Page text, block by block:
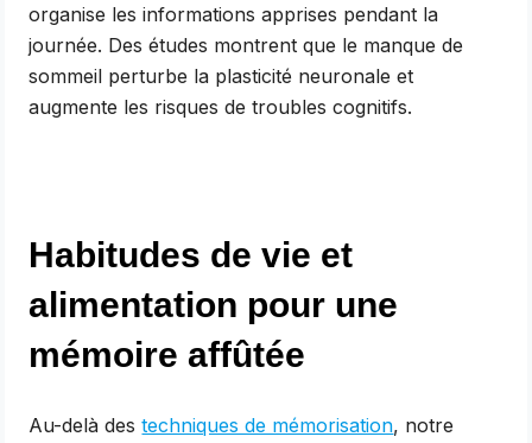
organise les informations apprises pendant la
journée. Des études montrent que le manque de
sommeil perturbe la plasticité neuronale et
augmente les risques de troubles cognitifs.
Habitudes de vie et
alimentation pour une
mémoire affûtée
Au-delà destechniques de mémorisation, notre